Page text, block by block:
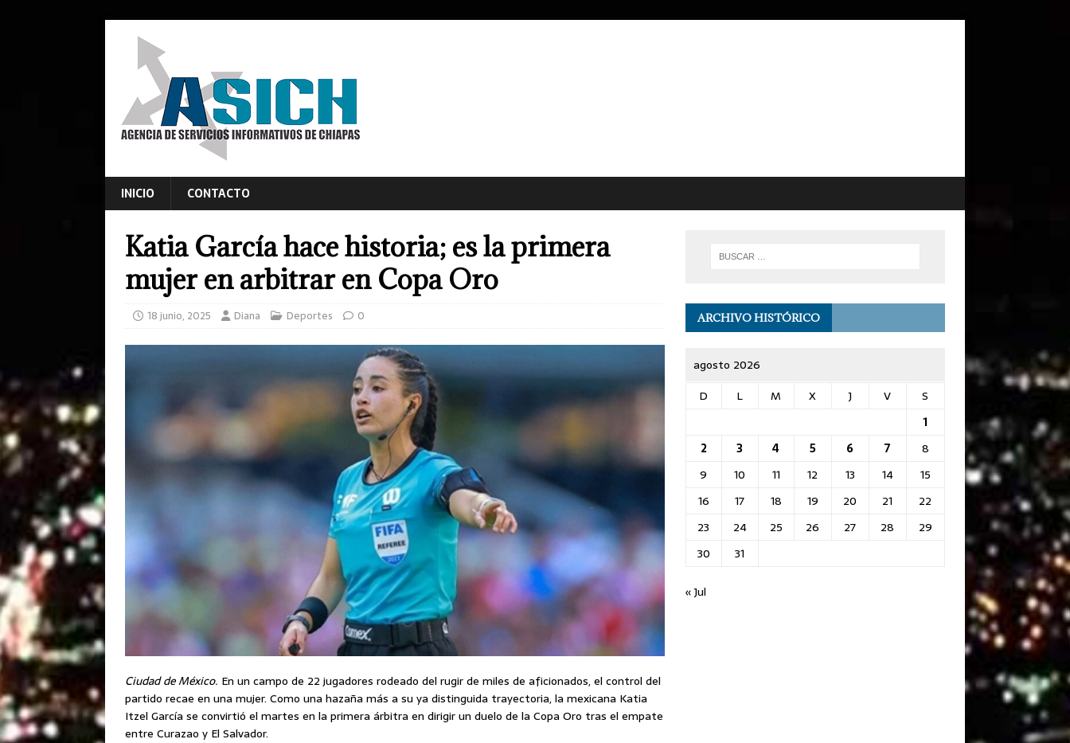
INICIO CONTACTO
Katia García hace historia; es la primera
mujer en arbitrar en Copa Oro
18 junio, 2025 Diana Deportes 0
Ciudad de México. En un campo de 22 jugadores rodeado del rugir de miles de aficionados, el control del
partido recae en una mujer. Como una hazaña más a su ya distinguida trayectoria, la mexicana Katia
Itzel García se convirtió el martes en la primera árbitra en dirigir un duelo de la Copa Oro tras el empate
entre Curazao y El Salvador.
ARCHIVO HISTÓRICO
agosto 2026
D
L M X J V
S
1
2
3 4 5 6 7
8
9
10 11 12 13 14
15
16
17 18 19 20 21
22
23
24 25 26 27 28
29
30
31
« Jul